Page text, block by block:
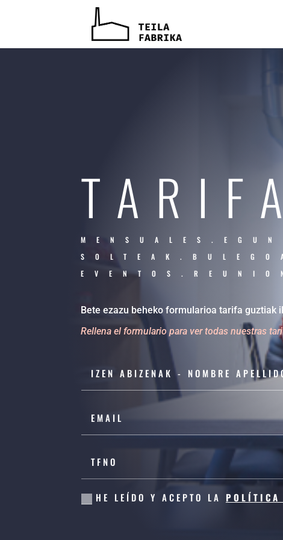
MENSUALES.EGUN
Bete ezazu beheko formularioa tarifa guztiak
Rellena el formulario para ver todas nuestras
HE LEÍDO Y ACEPTO LA POLÍTICA